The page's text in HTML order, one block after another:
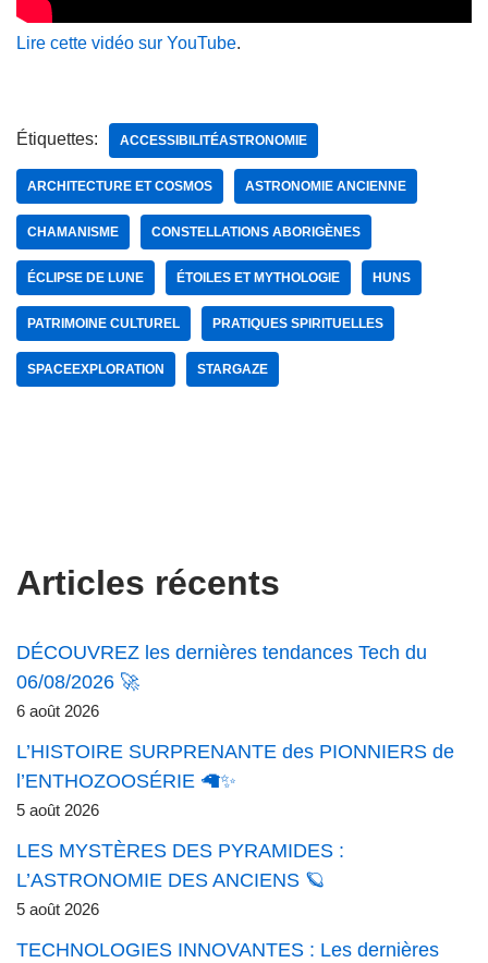
Lire cette vidéo sur YouTube.
Étiquettes: ACCESSIBILITÉASTRONOMIE
ARCHITECTURE ET COSMOS ASTRONOMIE ANCIENNE
CHAMANISME CONSTELLATIONS ABORIGÈNES
ÉCLIPSE DE LUNE ÉTOILES ET MYTHOLOGIE HUNS
PATRIMOINE CULTUREL PRATIQUES SPIRITUELLES
SPACEEXPLORATION STARGAZE
Articles récents
DÉCOUVREZ les dernières tendances Tech du
06/08/2026 🚀
6 août 2026
L’HISTOIRE SURPRENANTE des PIONNIERS de
l’ENTHOZOOSÉRIE 🦙✨
5 août 2026
LES MYSTÈRES DES PYRAMIDES :
L’ASTRONOMIE DES ANCIENS 🪐
5 août 2026
TECHNOLOGIES INNOVANTES : Les dernières